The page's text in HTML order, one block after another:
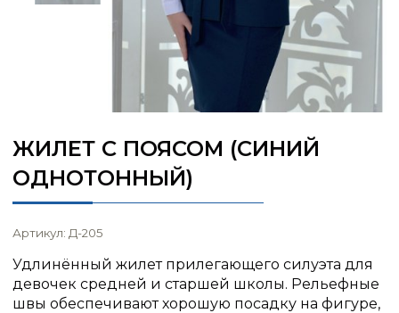
ЖИЛЕТ С ПОЯСОМ (СИНИЙ
ОДНОТОННЫЙ)
Артикул: Д-205
Удлинённый жилет прилегающего силуэта для
девочек средней и старшей школы. Рельефные
швы обеспечивают хорошую посадку на фигуре,